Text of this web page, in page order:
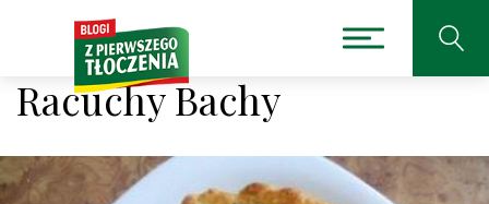
Racuchy Bachy